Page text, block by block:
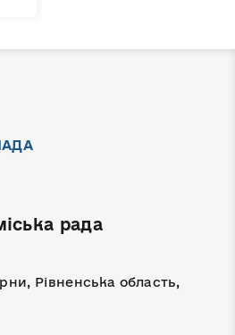
рада
Рівненська область,